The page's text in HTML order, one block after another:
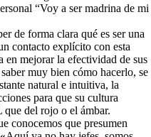
“Voy a ser madrina de mi
de forma clara qué es ser una
contacto explícito con esta
en mejorar la efectividad de sus
muy bien cómo hacerlo, se
natural e intuitiva, la
para que su cultura
del rojo o el ámbar.
conocemos que presumen